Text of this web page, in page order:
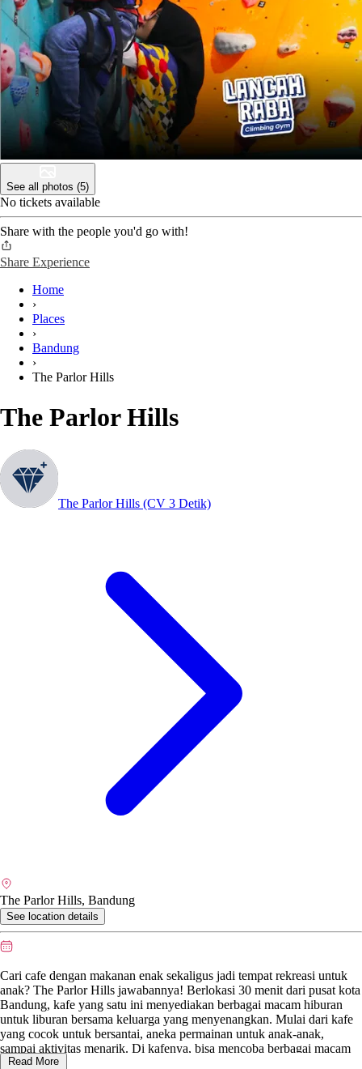
See all photos (5)
No tickets available
Share with the people you'd go with!
Share Experience
Home
›
Places
›
Bandung
›
The Parlor Hills
The Parlor Hills
The Parlor Hills (CV 3 Detik)
The Parlor Hills, Bandung
See location details
Cari cafe dengan makanan enak sekaligus jadi tempat rekreasi untuk
anak? The Parlor Hills jawabannya! Berlokasi 30 menit dari pusat kota
Bandung, kafe yang satu ini menyediakan berbagai macam hiburan
untuk liburan bersama keluarga yang menyenangkan. Mulai dari kafe
yang cocok untuk bersantai, aneka permainan untuk anak-anak,
sampai aktivitas menarik. Di kafenya, bisa mencoba berbagai macam
hidangan lezat, dari camilan, menu masakan Indonesia, sampai